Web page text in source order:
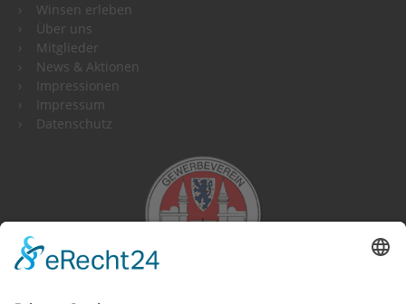
Winsen erleben
Über uns
Mitglieder
News & Aktionen
Impressionen
Impressum
Datenschutz